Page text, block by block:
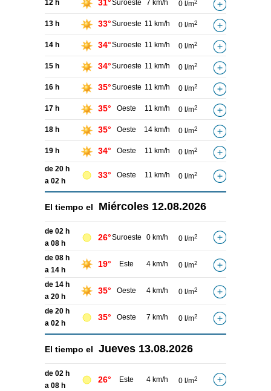
12 h 31°Suroeste 7 km/h 0 l/m2
13 h 33°Suroeste 11 km/h 0 l/m2
14 h 34°Suroeste 11 km/h 0 l/m2
15 h 34°Suroeste 11 km/h 0 l/m2
16 h 35°Suroeste 11 km/h 0 l/m2
17 h 35° Oeste 11 km/h 0 l/m2
18 h 35° Oeste 14 km/h 0 l/m2
19 h 34° Oeste 11 km/h 0 l/m2
de 20 h
a 02 h
33° Oeste 11 km/h 0 l/m2
El tiempo el Miércoles 12.08.2026
de 02 h
a 08 h
26°Suroeste 0 km/h 0 l/m2
de 08 h
a 14 h
19° Este 4 km/h 0 l/m2
de 14 h
a 20 h
35° Oeste 4 km/h 0 l/m2
de 20 h
a 02 h
35° Oeste 7 km/h 0 l/m2
El tiempo el Jueves 13.08.2026
de 02 h
a 08 h
26° Este 4 km/h 0 l/m2